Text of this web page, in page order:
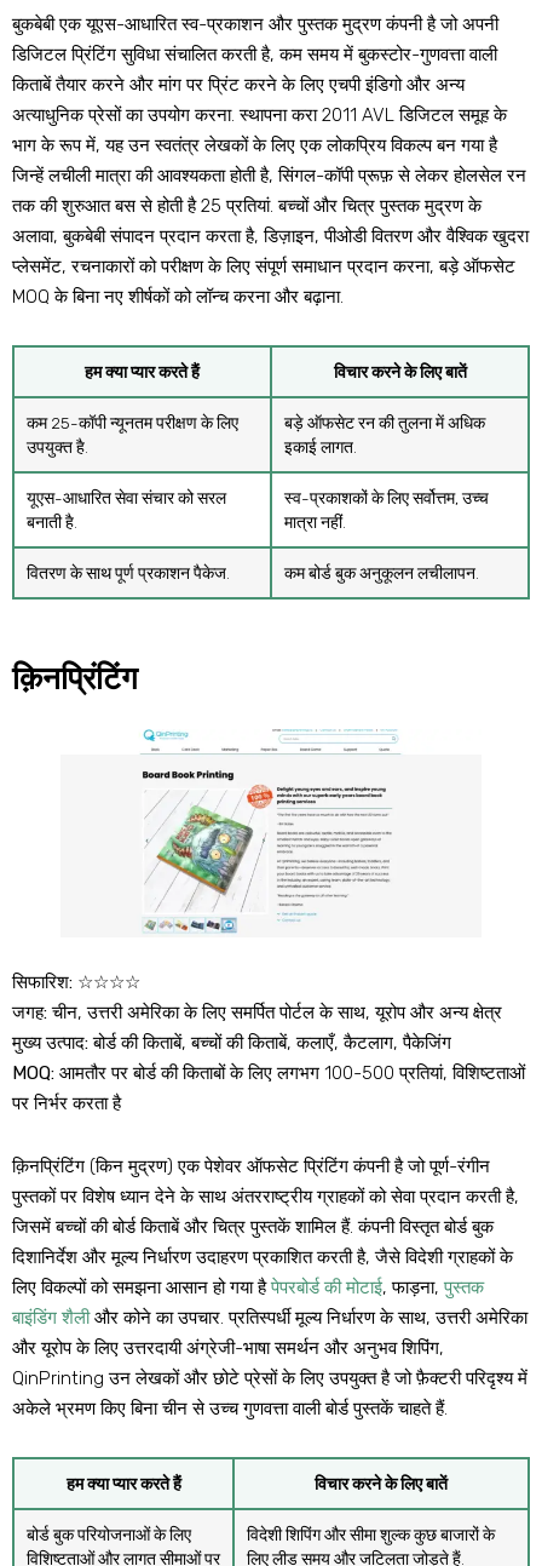
बुकबेबी एक यूएस-आधारित स्व-प्रकाशन और पुस्तक मुद्रण कंपनी है जो अपनी
डिजिटल प्रिंटिंग सुविधा संचालित करती है, कम समय में बुकस्टोर-गुणवत्ता वाली
किताबें तैयार करने और मांग पर प्रिंट करने के लिए एचपी इंडिगो और अन्य
अत्याधुनिक प्रेसों का उपयोग करना. स्थापना करा 2011 AVL डिजिटल समूह के
भाग के रूप में, यह उन स्वतंत्र लेखकों के लिए एक लोकप्रिय विकल्प बन गया है
जिन्हें लचीली मात्रा की आवश्यकता होती है, सिंगल-कॉपी प्रूफ़ से लेकर होलसेल रन
तक की शुरुआत बस से होती है 25 प्रतियां. बच्चों और चित्र पुस्तक मुद्रण के
अलावा, बुकबेबी संपादन प्रदान करता है, डिज़ाइन, पीओडी वितरण और वैश्विक खुदरा
प्लेसमेंट, रचनाकारों को परीक्षण के लिए संपूर्ण समाधान प्रदान करना, बड़े ऑफसेट
MOQ के बिना नए शीर्षकों को लॉन्च करना और बढ़ाना.
हम क्या प्यार करते हैं विचार करने के लिए बातें
कम 25-कॉपी न्यूनतम परीक्षण के लिए
उपयुक्त है.
बड़े ऑफसेट रन की तुलना में अधिक
इकाई लागत.
यूएस-आधारित सेवा संचार को सरल
बनाती है.
स्व-प्रकाशकों के लिए सर्वोत्तम, उच्च
मात्रा नहीं.
वितरण के साथ पूर्ण प्रकाशन पैकेज. कम बोर्ड बुक अनुकूलन लचीलापन.
क़िनप्रिंटिंग
सिफारिश: ☆☆☆☆
जगह:चीन, उत्तरी अमेरिका के लिए समर्पित पोर्टल के साथ, यूरोप और अन्य क्षेत्र
मुख्य उत्पाद:बोर्ड की किताबें, बच्चों की किताबें, कलाएँ, कैटलाग, पैकेजिंग
MOQ: आमतौर पर बोर्ड की किताबों के लिए लगभग 100-500 प्रतियां, विशिष्टताओं
पर निर्भर करता है
क़िनप्रिंटिंग (किन मुद्रण) एक पेशेवर ऑफसेट प्रिंटिंग कंपनी है जो पूर्ण-रंगीन
पुस्तकों पर विशेष ध्यान देने के साथ अंतरराष्ट्रीय ग्राहकों को सेवा प्रदान करती है,
जिसमें बच्चों की बोर्ड किताबें और चित्र पुस्तकें शामिल हैं. कंपनी विस्तृत बोर्ड बुक
दिशानिर्देश और मूल्य निर्धारण उदाहरण प्रकाशित करती है, जैसे विदेशी ग्राहकों के
लिए विकल्पों को समझना आसान हो गया हैपेपरबोर्ड की मोटाई, फाड़ना,पुस्तक
बाइंडिंग शैलीऔर कोने का उपचार. प्रतिस्पर्धी मूल्य निर्धारण के साथ, उत्तरी अमेरिका
और यूरोप के लिए उत्तरदायी अंग्रेजी-भाषा समर्थन और अनुभव शिपिंग,
QinPrinting उन लेखकों और छोटे प्रेसों के लिए उपयुक्त है जो फ़ैक्टरी परिदृश्य में
अकेले भ्रमण किए बिना चीन से उच्च गुणवत्ता वाली बोर्ड पुस्तकें चाहते हैं.
हम क्या प्यार करते हैं विचार करने के लिए बातें
बोर्ड बुक परियोजनाओं के लिए
विशिष्टताओं और लागत सीमाओं पर
विदेशी शिपिंग और सीमा शुल्क कुछ बाजारों के
लिए लीड समय और जटिलता जोड़ते हैं.